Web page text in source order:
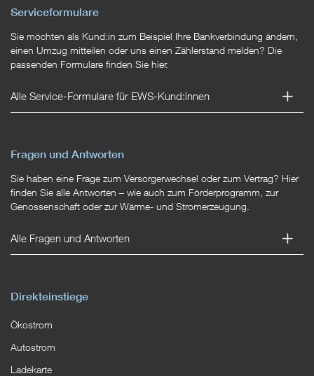
Serviceformulare
Sie möchten als Kund:in zum Beispiel Ihre Bankverbindung ändern,
einen Umzug mitteilen oder uns einen Zählerstand melden? Die
passenden Formulare finden Sie hier.
Alle Service-Formulare für EWS-Kund:innen
Fragen und Antworten
Sie haben eine Frage zum Versorgerwechsel oder zum Vertrag? Hier
finden Sie alle Antworten – wie auch zum Förderprogramm, zur
Genossenschaft oder zur Wärme- und Stromerzeugung.
Alle Fragen und Antworten
Direkteinstiege
Ökostrom
Autostrom
Ladekarte